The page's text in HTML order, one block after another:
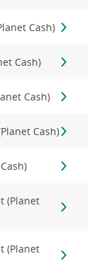
Cash)
Cash)
Cash)
Cash)
(Planet
(Planet